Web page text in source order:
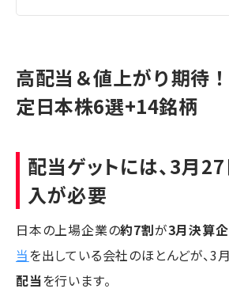
高配当＆値上がり期待
定日本株6選+14銘柄
配当ゲットには、3月
入が必要
日本の上場企業の約7割が3月決算
当を出している会社のほとんどが、3
配当を行います。